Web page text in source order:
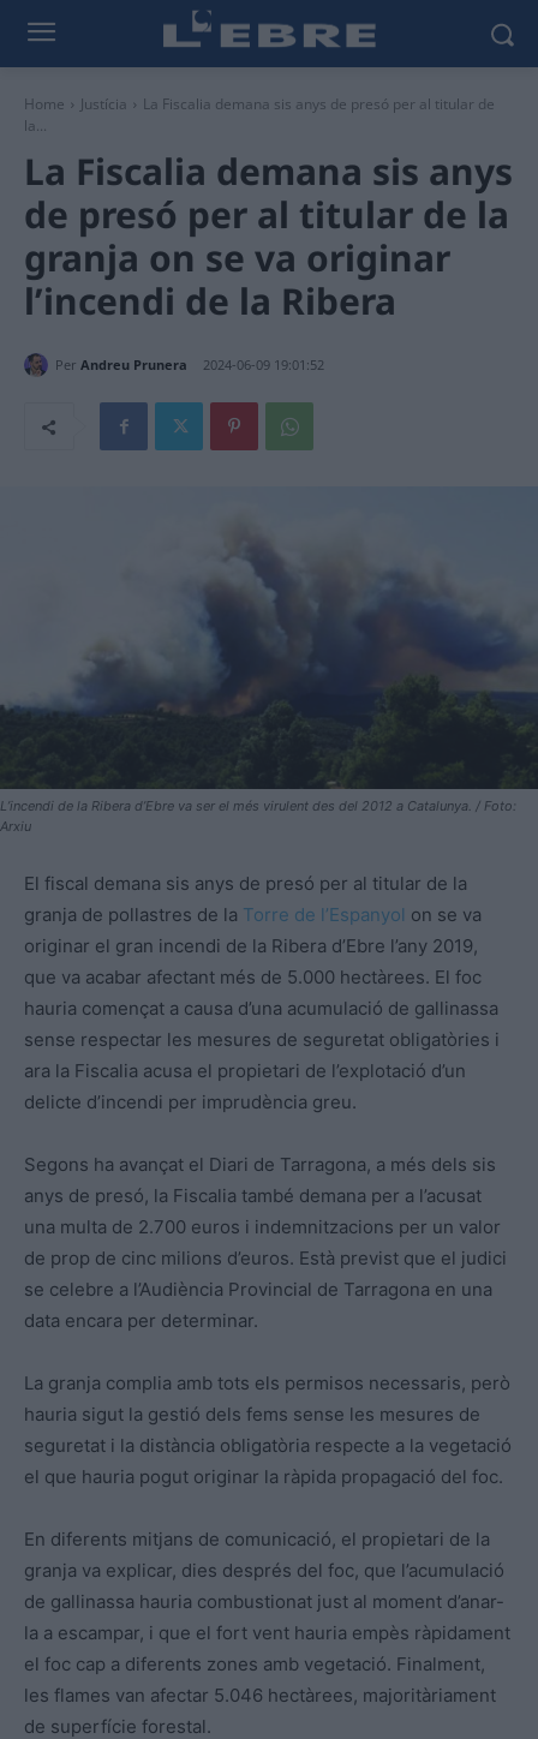
Home Justícia
La Fiscalia demana sis anys de presó per al titular de
la...
La Fiscalia demana sis anys
de presó per al titular de la
granja on se va originar
l’incendi de la Ribera
Per Andreu Prunera 2024-06-09 19:01:52
L’incendi de la Ribera d’Ebre va ser el més virulent des del 2012 a Catalunya. / Foto:
Arxiu
El fiscal demana sis anys de presó per al titular de la
granja de pollastres de la Torre de l’Espanyol on se va
originar el gran incendi de la Ribera d’Ebre l’any 2019,
que va acabar afectant més de 5.000 hectàrees. El foc
hauria començat a causa d’una acumulació de gallinassa
sense respectar les mesures de seguretat obligatòries i
ara la Fiscalia acusa el propietari de l’explotació d’un
delicte d’incendi per imprudència greu.
Segons ha avançat el Diari de Tarragona, a més dels sis
anys de presó, la Fiscalia també demana per a l’acusat
una multa de 2.700 euros i indemnitzacions per un valor
de prop de cinc milions d’euros. Està previst que el judici
se celebre a l’Audiència Provincial de Tarragona en una
data encara per determinar.
La granja complia amb tots els permisos necessaris, però
hauria sigut la gestió dels fems sense les mesures de
seguretat i la distància obligatòria respecte a la vegetació
el que hauria pogut originar la ràpida propagació del foc.
En diferents mitjans de comunicació, el propietari de la
granja va explicar, dies després del foc, que l’acumulació
de gallinassa hauria combustionat just al moment d’anar-
la a escampar, i que el fort vent hauria empès ràpidament
el foc cap a diferents zones amb vegetació. Finalment,
les flames van afectar 5.046 hectàrees, majoritàriament
de superfície forestal.